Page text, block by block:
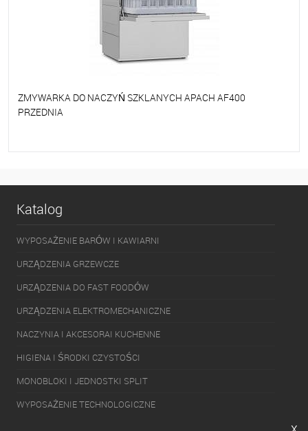
ZMYWARKA DO NACZYŃ SZKLANYCH APACH AF400
PRZEDNIA
Katalog
WYPOSAŻENIE BARÓW I KAWIARNI
URZĄDZENIA GRZEWCZE
URZĄDZENIA DO FAST FOODÓW
URZĄDZENIA ELEKTROMECHANICZNE
NACZYNIA I AKCESORAI KUCHENNE
HIGIENA I ŚRODKI CZYSTOŚCI
MONOBLOKI I JEDNOSTKI SPLIT
WYPOSAŻENIE TECHNOLOGICZNE